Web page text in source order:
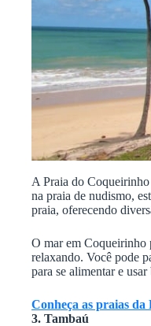
A Praia do
na praia de nudismo,
praia, oferecendo
O mar em Coqueirinho
relaxando. Você pode
para se alimentar e usar
Conheça as praias
3. Tambaú